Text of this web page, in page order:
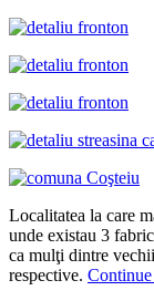
Localitatea la care
unde existau 3
ca mulţi dintre
respective.